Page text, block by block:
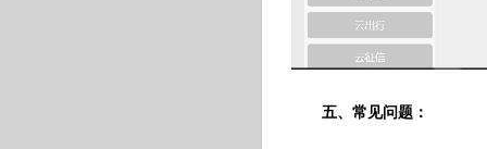
五、常见问题：